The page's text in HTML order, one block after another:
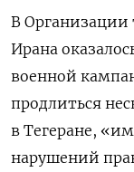
В Организации
Ирана
военной
продлиться
в Тегеране,
нарушений